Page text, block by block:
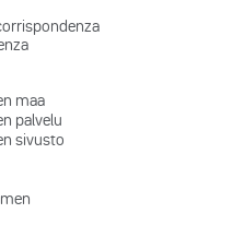
maa
palvelu
sivusto